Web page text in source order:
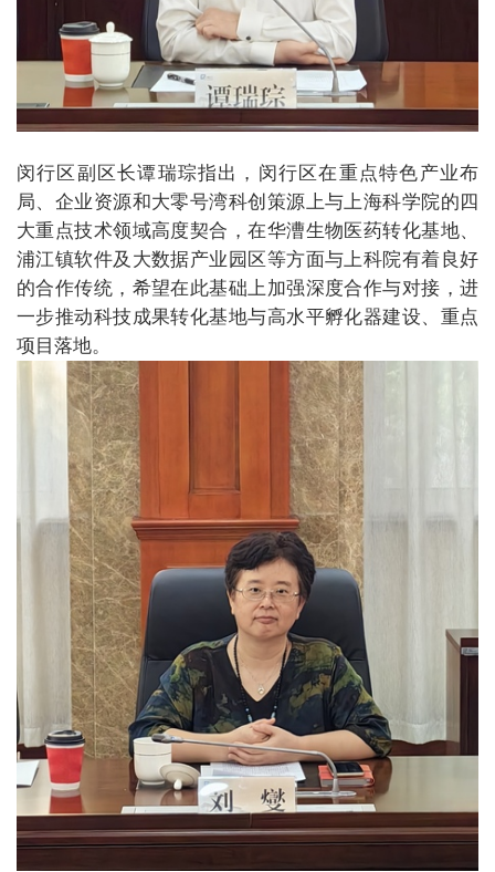
闵行区副区长谭瑞琮指出，闵行区在重点特色产业布
局、企业资源和大零号湾科创策源上与上海科学院的四
大重点技术领域高度契合，在华漕生物医药转化基地、
浦江镇软件及大数据产业园区等方面与上科院有着良好
的合作传统，希望在此基础上加强深度合作与对接，进
一步推动科技成果转化基地与高水平孵化器建设、重点
项目落地。